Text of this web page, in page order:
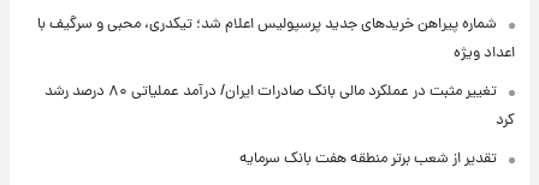
شماره پیراهن خریدهای جدید پرسپولیس اعلام شد؛ تیکدری، محبی و سرگیف با
اعداد ویژه
تغییر مثبت در عملکرد مالی بانک صادرات ایران/ درآمد عملیاتی ۸۰ درصد رشد
کرد
تقدیر از شعب برتر منطقه هفت بانک سرمایه